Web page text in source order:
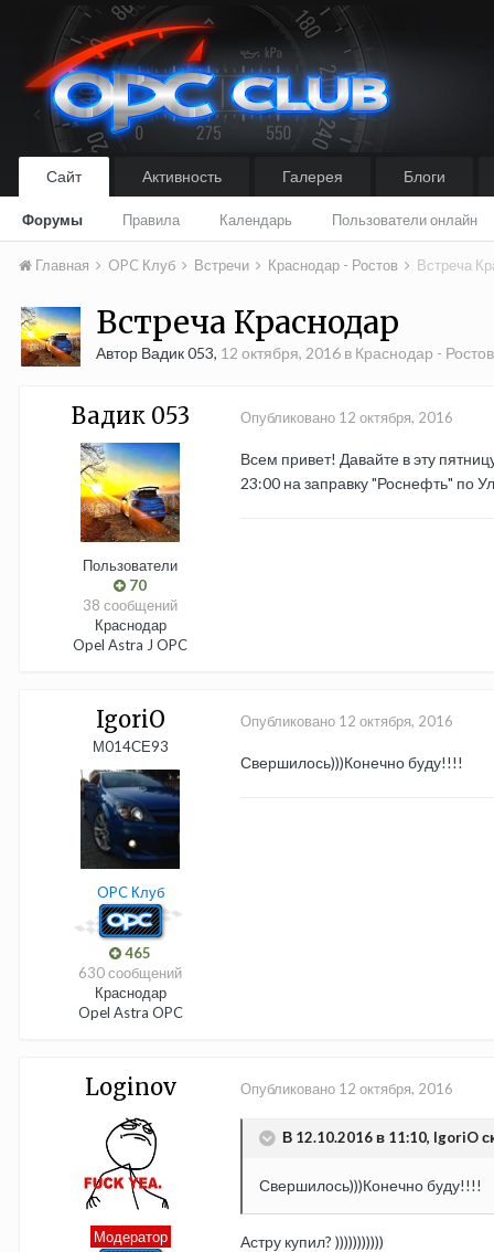
Сайт
Форумы Правила Календарь Пользователи онлайн
Активность Галерея Блоги
Главная OPC Клуб Встречи Краснодар - Ростов Встреча
Встреча Краснодар
Автор Вадик 053, 12 октября, 2016 в Краснодар - Ростов
Вадик 053
Пользователи
70
38 сообщений
Краснодар
Opel Astra J OPC
Опубликовано 12 октября, 2016
Всем привет! Давайте в эту
23:00 на заправку "Роснефть" по
IgoriO
М014СЕ93
OPC Клуб
465
630 сообщений
Краснодар
Opel Astra OPC
Опубликовано 12 октября, 2016
Свершилось)))Конечно буду!!!!
Loginov
Модератор
Опубликовано 12 октября, 2016
В 12.10.2016 в 11:10, IgoriO
Свершилось)))Конечно буду!!!!
Астру купил? )))))))))))